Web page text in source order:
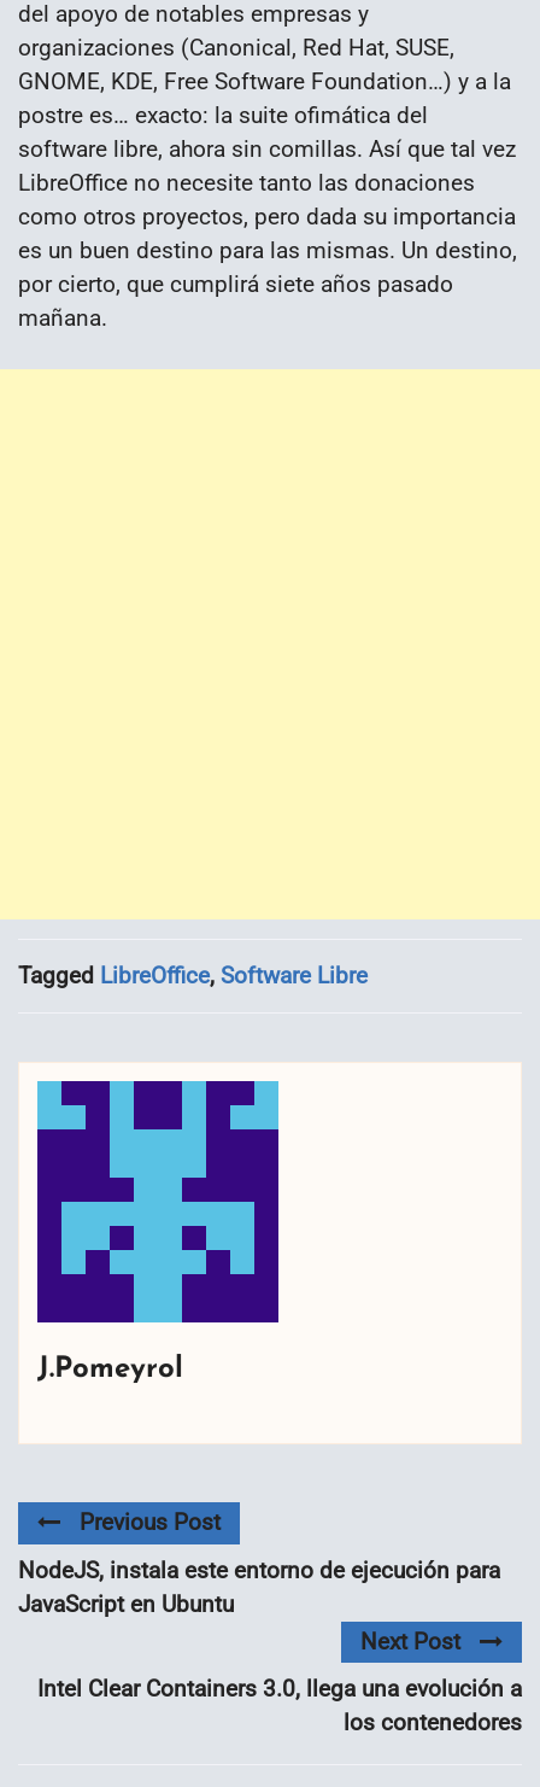
del apoyo de notables empresas y
organizaciones (Canonical, Red Hat, SUSE,
GNOME, KDE, Free Software Foundation…) y a la
postre es… exacto: la suite ofimática del
software libre, ahora sin comillas. Así que tal vez
LibreOffice no necesite tanto las donaciones
como otros proyectos, pero dada su importancia
es un buen destino para las mismas. Un destino,
por cierto, que cumplirá siete años pasado
mañana.
Tagged LibreOffice, Software Libre
J.Pomeyrol
Previous Post
NodeJS, instala este entorno de ejecución para
JavaScript en Ubuntu
Next Post
Intel Clear Containers 3.0, llega una evolución a
los contenedores